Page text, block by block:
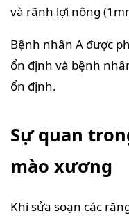
và rãnh lợi nông
Bệnh nhân A được
ổn định và bệnh
ổn định.
Sự quan
mào xương
Khi sửa soạn các